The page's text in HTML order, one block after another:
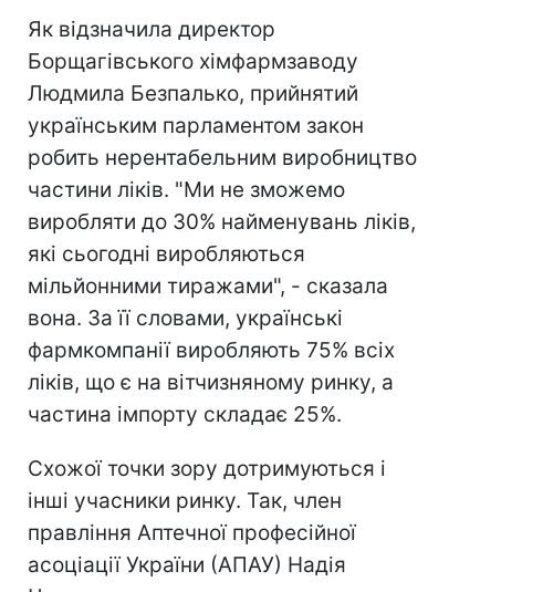
Як відзначила директор
Борщагівського хімфармзаводу
Людмила Безпалько, прийнятий
українським парламентом закон
робить нерентабельним виробництво
частини ліків. "Ми не зможемо
виробляти до 30% найменувань ліків,
які сьогодні виробляються
мільйонними тиражами", - сказала
вона. За її словами, українські
фармкомпанії виробляють 75% всіх
ліків, що є на вітчизняному ринку, а
частина імпорту складає 25%.
Схожої точки зору дотримуються і
інші учасники ринку. Так, член
правління Аптечної професійної
асоціації України (АПАУ) Надія